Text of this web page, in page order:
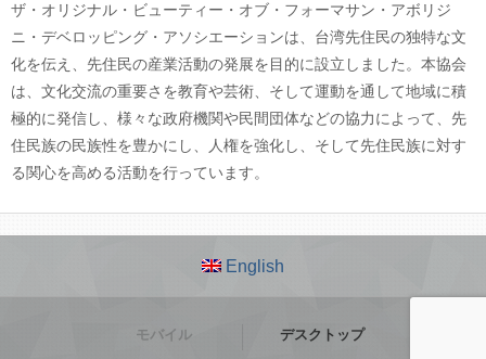
ザ・オリジナル・ビューティー・オブ・フォーマサン・アボリジ
ニ・デベロッピング・アソシエーションは、台湾先住民の独特な文
化を伝え、先住民の産業活動の発展を目的に設立しました。本協会
は、文化交流の重要さを教育や芸術、そして運動を通して地域に積
極的に発信し、様々な政府機関や民間団体などの協力によって、先
住民族の民族性を豊かにし、人権を強化し、そして先住民族に対す
る関心を高める活動を行っています。
English
モバイル デスクトップ